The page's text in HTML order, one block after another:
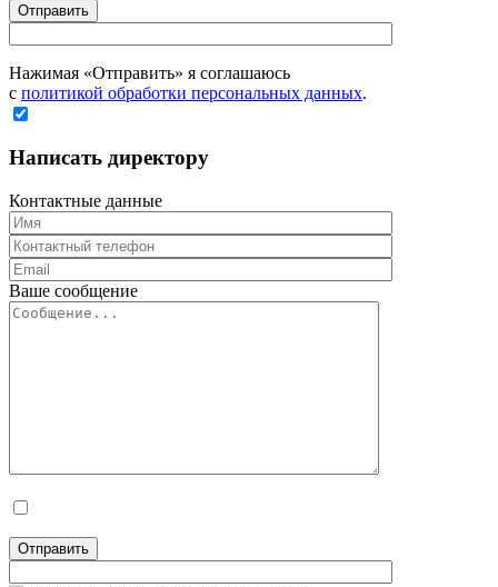
Отправить
Нажимая «Отправить» я соглашаюсь
с политикой обработки персональных данных.
Написать директору
Контактные данные
Ваше сообщение
Отправить